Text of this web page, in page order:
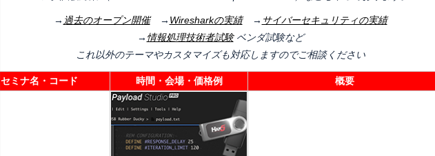
→ 過去のオープン開催→ Wiresharkの実績→ サイバーセキュリティの実績
→ 情報処理技術者試験ベンダ試験など
これ以外のテーマやカスタマイズも対応しますのでご相談ください
セミナ名・コード 時間・会場・価格例 概要